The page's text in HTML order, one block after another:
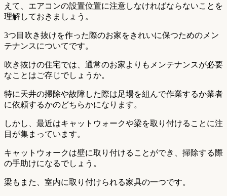
えて、エアコンの設置位置に注意しなければならないことを
理解しておきましょう。
3つ目吹き抜けを作った際のお家をきれいに保つためのメン
テナンスについてです。
吹き抜けの住宅では、通常のお家よりもメンテナンスが必要
なことはご存じでしょうか。
特に天井の掃除や故障した際は足場を組んで作業するか業者
に依頼するかのどちらかになります。
しかし、最近はキャットウォークや梁を取り付けることに注
目が集まっています。
キャットウォークは壁に取り付けることができ、掃除する際
の手助けになるでしょう。
梁もまた、室内に取り付けられる家具の一つです。